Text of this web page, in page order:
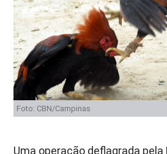
Foto: CBN/Campinas
Uma operação deflagrada pela